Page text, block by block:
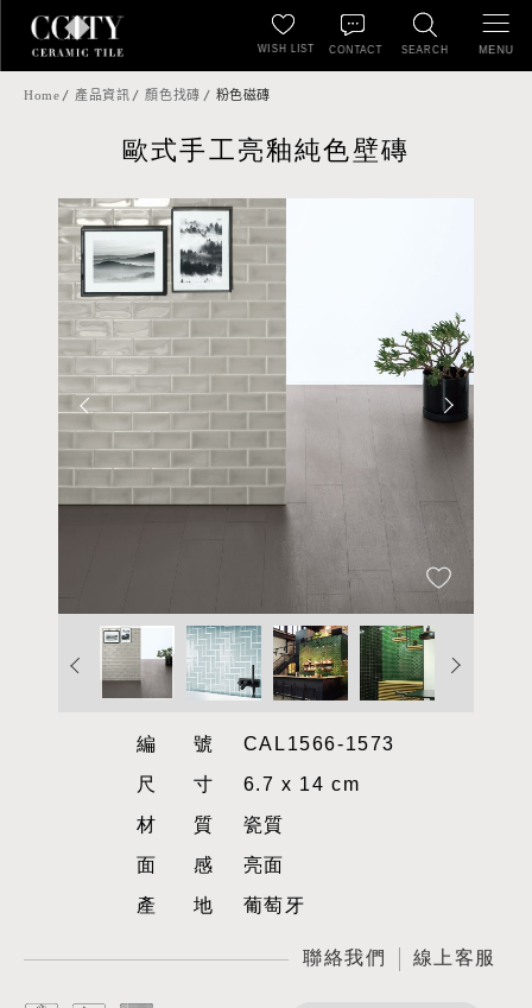
SEARCH
WISH LIST CONTACT MENU
Home 產品資訊 顏色找磚 粉色磁磚
歐式手工亮釉純色壁磚
編號CAL1566-1573
尺寸6.7 x 14 cm
材質瓷質
面感亮面
產地葡萄牙
聯絡我們 線上客服